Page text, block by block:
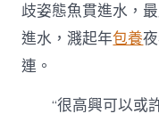
歧姿態魚貫進水，
進水，濺起年包養
連。
“很高興可以或